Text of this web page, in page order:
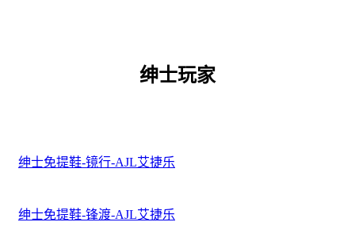
绅士玩家
绅士免提鞋-镜行-AJL艾捷乐
绅士免提鞋-锋渡-AJL艾捷乐